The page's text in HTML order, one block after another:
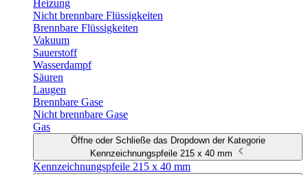
Heizung
Nicht brennbare Flüssigkeiten
Brennbare Flüssigkeiten
Vakuum
Sauerstoff
Wasserdampf
Säuren
Laugen
Brennbare Gase
Nicht brennbare Gase
Gas
Öffne oder Schließe das Dropdown der Kategorie
Kennzeichnungspfeile 215 x 40 mm
Kennzeichnungspfeile 215 x 40 mm